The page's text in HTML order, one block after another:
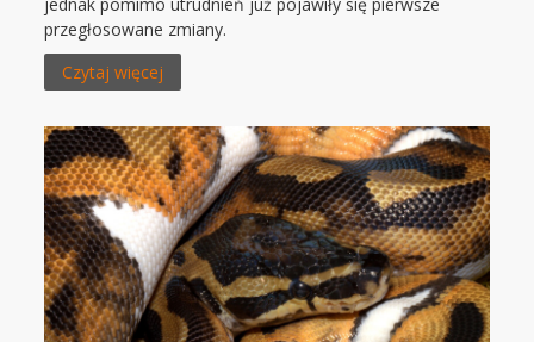
przegłosowane zmiany.
Czytaj więcej